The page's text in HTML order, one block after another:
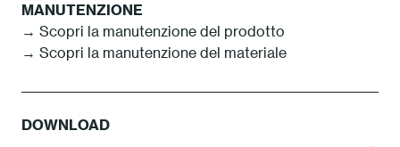
MANUTENZIONE
→ Scopri la manutenzione del prodotto
→ Scopri la manutenzione del materiale
DOWNLOAD